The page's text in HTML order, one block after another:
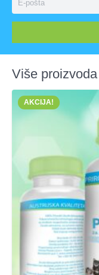
Više proizvoda
AKCIJA!